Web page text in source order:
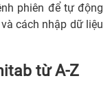
phiên để tự động
cách nhập dữ liệu
từ A-Z